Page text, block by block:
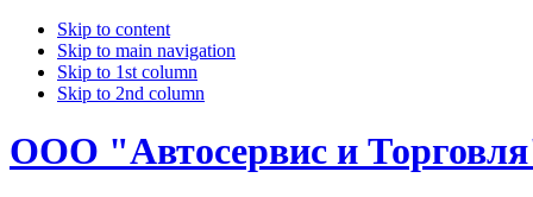
Skip to content
Skip to main navigation
Skip to 1st column
Skip to 2nd column
ООО "Автосервис и